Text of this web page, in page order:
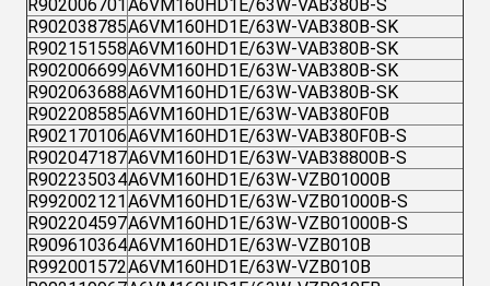
R902006701A6VM160HD1E/63W-VAB380B-S
R902038785A6VM160HD1E/63W-VAB380B-SK
R902151558A6VM160HD1E/63W-VAB380B-SK
R902006699A6VM160HD1E/63W-VAB380B-SK
R902063688A6VM160HD1E/63W-VAB380B-SK
R902208585A6VM160HD1E/63W-VAB380F0B
R902170106A6VM160HD1E/63W-VAB380F0B-S
R902047187A6VM160HD1E/63W-VAB38800B-S
R902235034A6VM160HD1E/63W-VZB01000B
R992002121A6VM160HD1E/63W-VZB01000B-S
R902204597A6VM160HD1E/63W-VZB01000B-S
R909610364A6VM160HD1E/63W-VZB010B
R992001572A6VM160HD1E/63W-VZB010B